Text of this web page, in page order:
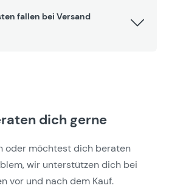
fallen bei Versand
dich gerne
oder möchtest dich beraten
wir unterstützen dich bei
vor und nach dem Kauf.